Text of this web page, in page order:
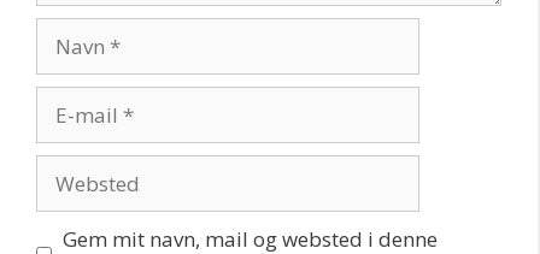
mail
Gem mit navn, mail og websted i denne